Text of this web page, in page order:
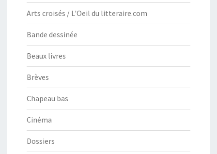
Arts croisés / L'Oeil du litteraire.com
Bande dessinée
Beaux livres
Brèves
Chapeau bas
Cinéma
Dossiers